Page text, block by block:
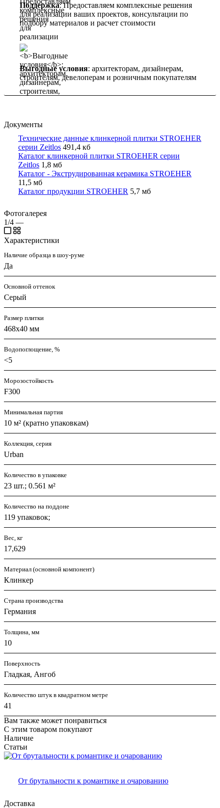
Поддержка: Предоставляем комплексные решения
для реализации ваших проектов, консультации по
подбору материалов и расчет стоимости
Выгодные условия: архитекторам, дизайнерам,
строителям, девелоперам и розничным покупателям
Документы
Технические данные клинкерной плитки STROEHER
серии Zeitlos 491,4 кб
Каталог клинкерной плитки STROEHER серии
Zeitlos 1,8 мб
Каталог - Экструдированная керамика STROEHER
11,5 мб
Каталог продукции STROEHER 5,7 мб
Фотогалерея
1/4 —
Характеристики
Наличие образца в шоу-руме
Да
Основной оттенок
Серый
Размер плитки
468x40 мм
Водопоглощение, %
<5
Морозостойкость
F300
Минимальная партия
10 м² (кратно упаковкам)
Коллекция, серия
Urban
Количество в упаковке
23 шт.; 0.561 м²
Количество на поддоне
119 упаковок;
Вес, кг
17,629
Материал (основной компонент)
Клинкер
Страна производства
Германия
Толщина, мм
10
Поверхность
Гладкая, Ангоб
Количество штук в квадратном метре
41
Вам также может понравиться
С этим товаром покупают
Наличие
Статьи
От брутальности к романтике и очарованию
Доставка